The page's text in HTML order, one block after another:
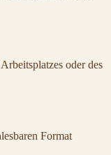
oder des
Format